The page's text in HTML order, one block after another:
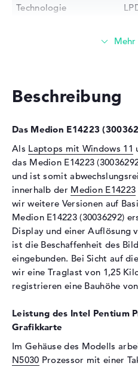
Technologie
Display
Display-Typ
Max. Auflösung
Auflösungstyp
Besonderheiten
Kartenleser
Unterstützte Flash-
Speicherkarten
Soundkarte
Sensorauflösung
Beschreibung
Das Medion E14223
Als Laptops mit Windows 11
das Medion E14223
und ist somit
innerhalb der Medion E14223
wir weitere Versionen auf
Medion E14223 (30036292)
Display und einer Auflösung
ist die Beschaffenheit des
eingebunden. Bei Sicht auf
wir eine Traglast von 1,25
registrieren eine Bauhöhe
Leistung des Intel Pentium
Grafikkarte
Im Gehäuse des Modells
N5030 Prozessor mit einer